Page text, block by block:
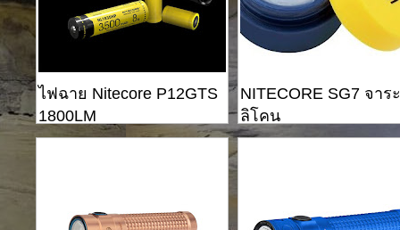
ไฟฉาย Nitecore P12GTS
1800LM
NITECORE SG7 จาร
ลิโคน